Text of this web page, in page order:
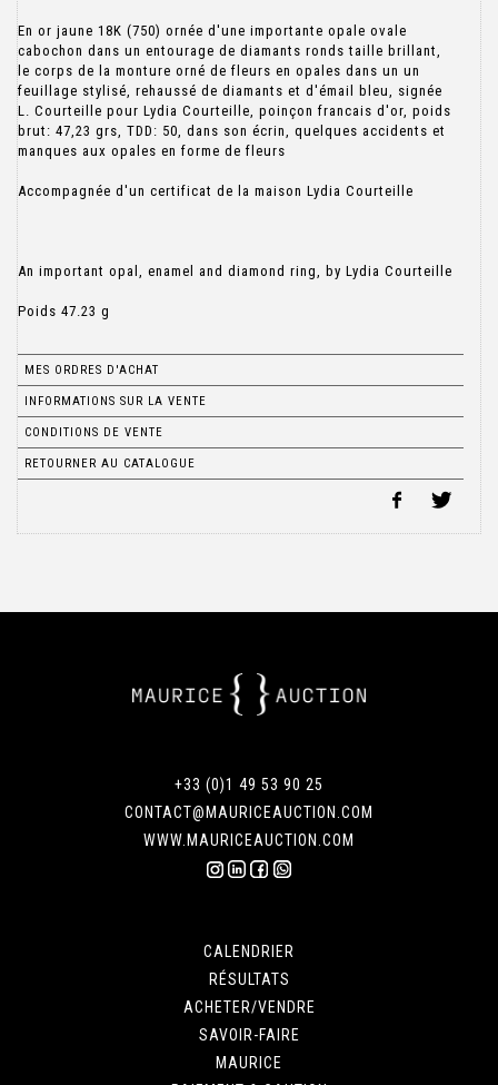
En or jaune 18K (750) ornée d'une importante opale ovale
cabochon dans un entourage de diamants ronds taille brillant,
le corps de la monture orné de fleurs en opales dans un un
feuillage stylisé, rehaussé de diamants et d'émail bleu, signée
L. Courteille pour Lydia Courteille, poinçon francais d'or, poids
brut: 47,23 grs, TDD: 50, dans son écrin, quelques accidents et
manques aux opales en forme de fleurs
Accompagnée d'un certificat de la maison Lydia Courteille
An important opal, enamel and diamond ring, by Lydia Courteille
Poids 47.23 g
MES ORDRES D'ACHAT
INFORMATIONS SUR LA VENTE
CONDITIONS DE VENTE
RETOURNER AU CATALOGUE
+33 (0)1 49 53 90 25
CONTACT@MAURICEAUCTION.COM
WWW.MAURICEAUCTION.COM
CALENDRIER
RÉSULTATS
ACHETER/VENDRE
SAVOIR-FAIRE
MAURICE